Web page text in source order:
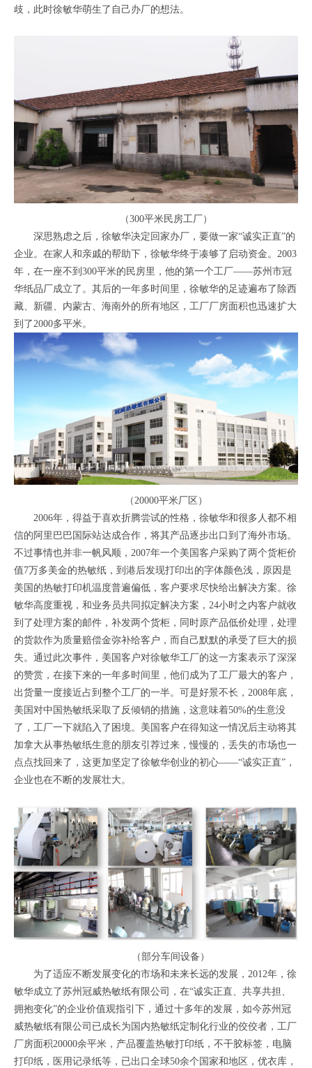
歧，此时徐敏华萌生了自己办厂的想法。
（300平米民房工厂）
深思熟虑之后，徐敏华决定回家办厂，要做一家“诚实正直”的
企业。在家人和亲戚的帮助下，徐敏华终于凑够了启动资金。2003
年，在一座不到300平米的民房里，他的第一个工厂——苏州市冠
华纸品厂成立了。其后的一年多时间里，徐敏华的足迹遍布了除西
藏、新疆、内蒙古、海南外的所有地区，工厂厂房面积也迅速扩大
到了2000多平米。
（20000平米厂区）
2006年，得益于喜欢折腾尝试的性格，徐敏华和很多人都不相
信的阿里巴巴国际站达成合作，将其产品逐步出口到了海外市场。
不过事情也并非一帆风顺，2007年一个美国客户采购了两个货柜价
值7万多美金的热敏纸，到港后发现打印出的字体颜色浅，原因是
美国的热敏打印机温度普遍偏低，客户要求尽快给出解决方案。徐
敏华高度重视，和业务员共同拟定解决方案，24小时之内客户就收
到了处理方案的邮件，补发两个货柜，同时原产品低价处理，处理
的货款作为质量赔偿金弥补给客户，而自己默默的承受了巨大的损
失。通过此次事件，美国客户对徐敏华工厂的这一方案表示了深深
的赞赏，在接下来的一年多时间里，他们成为了工厂最大的客户，
出货量一度接近占到整个工厂的一半。可是好景不长，2008年底，
美国对中国热敏纸采取了反倾销的措施，这意味着50%的生意没
了，工厂一下就陷入了困境。美国客户在得知这一情况后主动将其
加拿大从事热敏纸生意的朋友引荐过来，慢慢的，丢失的市场也一
点点找回来了，这更加坚定了徐敏华创业的初心——“诚实正直”，
企业也在不断的发展壮大。
（部分车间设备）
为了适应不断发展变化的市场和未来长远的发展，2012年，徐
敏华成立了苏州冠威热敏纸有限公司，在“诚实正直、共享共担、
拥抱变化”的企业价值观指引下，通过十多年的发展，如今苏州冠
威热敏纸有限公司已成长为国内热敏纸定制化行业的佼佼者，工厂
厂房面积20000余平米，产品覆盖热敏打印纸，不干胶标签，电脑
打印纸，医用记录纸等，已出口全球50余个国家和地区，优衣库，